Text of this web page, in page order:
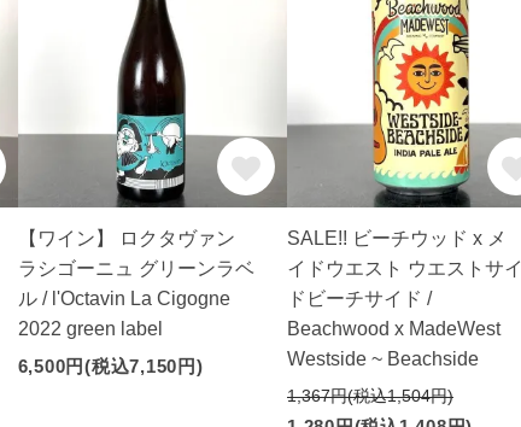
【ワイン】 ロクタヴァン
ラシゴーニュ グリーンラベ
ル / l'Octavin La Cigogne
2022 green label
6,500円(税込7,150円)
SALE!! ビーチウッド x メ
イドウエスト ウエストサイ
ドビーチサイド /
Beachwood x MadeWest
Westside ~ Beachside
1,367円(税込1,504円)